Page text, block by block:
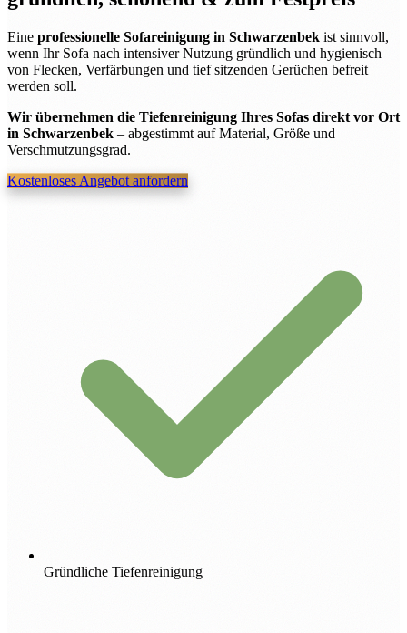
Eine professionelle Sofareinigung in Schwarzenbek ist sinnvoll,
wenn Ihr Sofa nach intensiver Nutzung gründlich und hygienisch
von Flecken, Verfärbungen und tief sitzenden Gerüchen befreit
werden soll.
Wir übernehmen die Tiefenreinigung Ihres Sofas direkt vor Ort
in Schwarzenbek– abgestimmt auf Material, Größe und
Verschmutzungsgrad.
Kostenloses Angebot anfordern
Gründliche Tiefenreinigung